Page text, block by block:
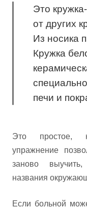
Это
от других
Из носика
Кружка
печи и
Это простое,
упражнение
заново
названия
Если больной